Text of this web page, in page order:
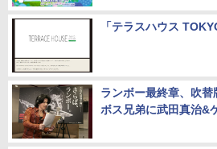
「テラスハウス
ランボー最終章、吹
ボス兄弟に武田真治&